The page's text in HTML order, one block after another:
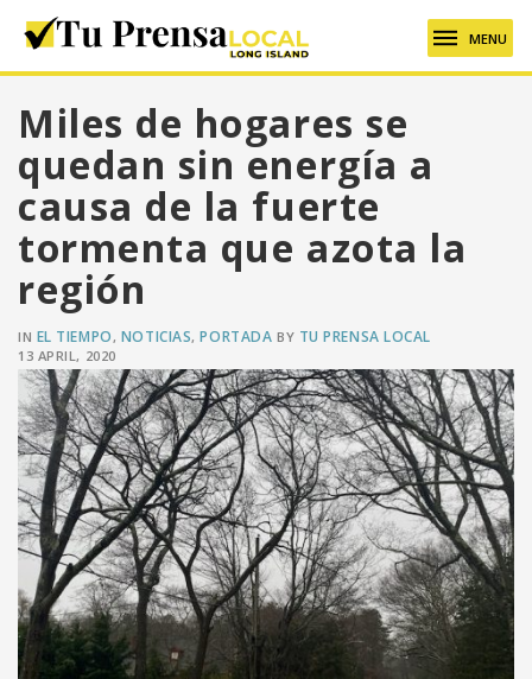
MENU
Miles de hogares se
quedan sin energía a
causa de la fuerte
tormenta que azota la
región
IN EL TIEMPO, NOTICIAS,PORTADA BY TU PRENSA LOCAL
13 APRIL, 2020